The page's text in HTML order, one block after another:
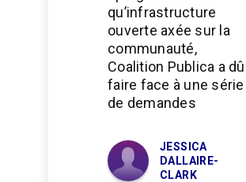
qu’infrastructure
ouverte axée sur la
communauté,
Coalition Publica a dû
faire face à une série
de demandes
JESSICA
DALLAIRE-
CLARK